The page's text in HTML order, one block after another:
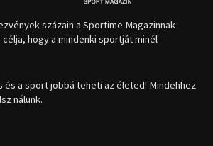
százain a Sportime Magazinnak
hogy a mindenki sportját minél
és a sport jobbá teheti az életed! Mindehhez
nálunk.